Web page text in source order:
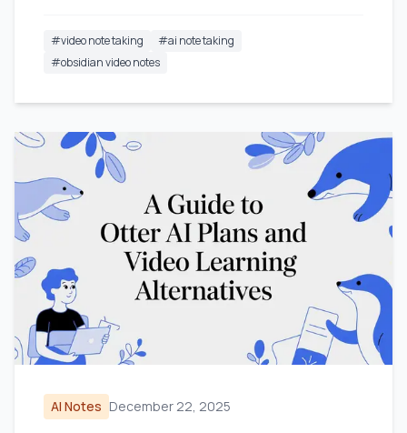
#video note taking #ai note taking
#obsidian video notes
AI Notes December 22, 2025